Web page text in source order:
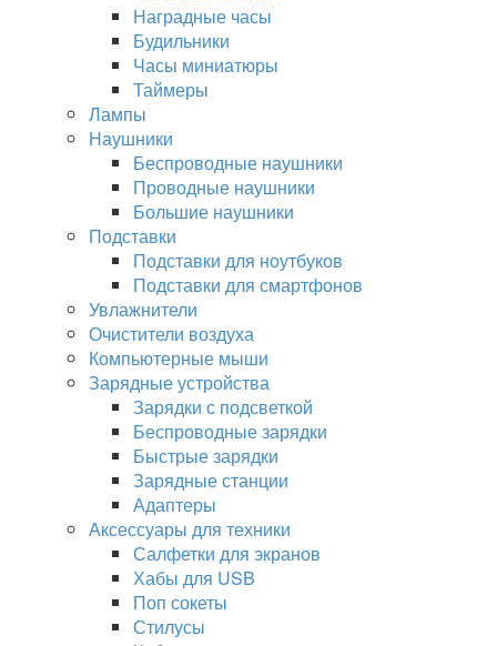
Наградные часы
Будильники
Часы миниатюры
Таймеры
Лампы
Наушники
Беспроводные наушники
Проводные наушники
Большие наушники
Подставки
Подставки для ноутбуков
Подставки для смартфонов
Увлажнители
Очистители воздуха
Компьютерные мыши
Зарядные устройства
Зарядки с подсветкой
Беспроводные зарядки
Быстрые зарядки
Зарядные станции
Адаптеры
Аксессуары для техники
Салфетки для экранов
Хабы для USB
Поп сокеты
Стилусы